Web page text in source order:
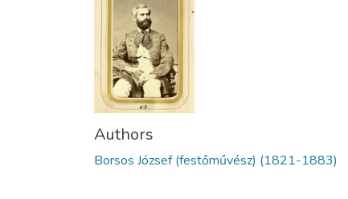
Authors
Borsos József (festőművész) (1821-1883)